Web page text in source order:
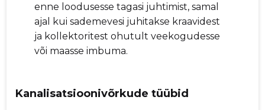
enne loodusesse tagasi juhtimist, samal
ajal kui sademevesi juhitakse kraavidest
ja kollektoritest ohutult veekogudesse
või maasse imbuma.
Kanalisatsioonivõrkude tüübid